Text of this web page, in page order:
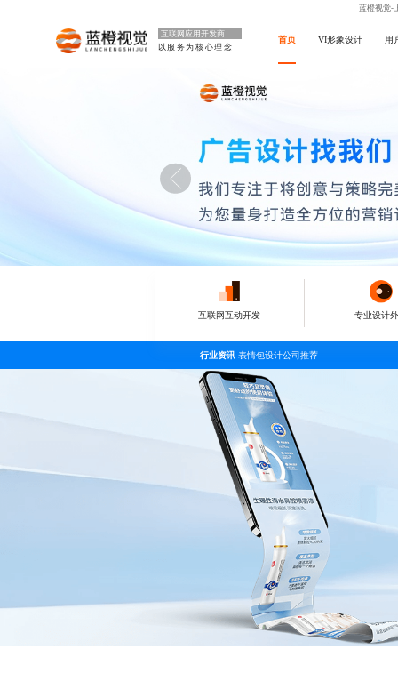
蓝橙视觉-
互联网应用开发商
以服务为核心理念
首页 VI形象设计 用
互联网互动开发 专业设计
行业资讯 表情包设计公司推荐